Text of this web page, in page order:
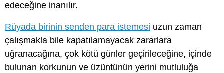
edeceğine inanılır.
Rüyada birinin senden para istemesi uzun zaman
çalışmakla bile kapatılamayacak zararlara
uğranacağına, çok kötü günler geçirileceğine, içinde
bulunan korkunun ve üzüntünün yerini mutluluğa